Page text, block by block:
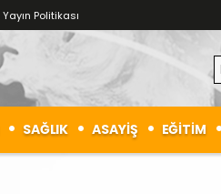
Yayın Politikası
SAĞLIK ASAYİŞ EĞİTİM